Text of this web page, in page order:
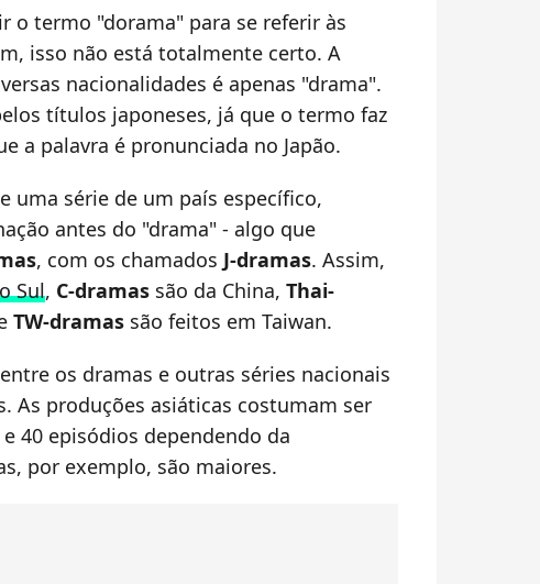
o termo "dorama" para se referir às
isso não está totalmente certo. A
nacionalidades é apenas "drama".
títulos japoneses, já que o termo faz
a palavra é pronunciada no Japão.
uma série de um país específico,
antes do "drama" - algo que
, com os chamados J-dramas. Assim,
Sul, C-dramas são da China, Thai-
TW-dramas são feitos em Taiwan.
os dramas e outras séries nacionais
As produções asiáticas costumam ser
40 episódios dependendo da
por exemplo, são maiores.